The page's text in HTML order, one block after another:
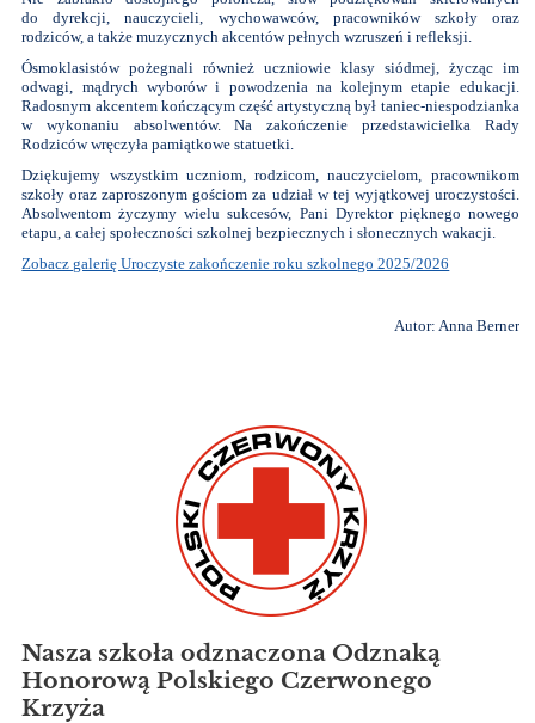
do dyrekcji, nauczycieli, wychowawców, pracowników szkoły oraz
rodziców, a także muzycznych akcentów pełnych wzruszeń i refleksji.
Ósmoklasistów pożegnali również uczniowie klasy siódmej, życząc im
odwagi, mądrych wyborów i powodzenia na kolejnym etapie edukacji.
Radosnym akcentem kończącym część artystyczną był taniec-niespodzianka
w wykonaniu absolwentów. Na zakończenie przedstawicielka Rady
Rodziców wręczyła pamiątkowe statuetki.
Dziękujemy wszystkim uczniom, rodzicom, nauczycielom, pracownikom
szkoły oraz zaproszonym gościom za udział w tej wyjątkowej uroczystości.
Absolwentom życzymy wielu sukcesów, Pani Dyrektor pięknego nowego
etapu, a całej społeczności szkolnej bezpiecznych i słonecznych wakacji.
Zobacz galerię Uroczyste zakończenie roku szkolnego 2025/2026
Autor: Anna Berner
Nasza szkoła odznaczona Odznaką
Honorową Polskiego Czerwonego
Krzyża